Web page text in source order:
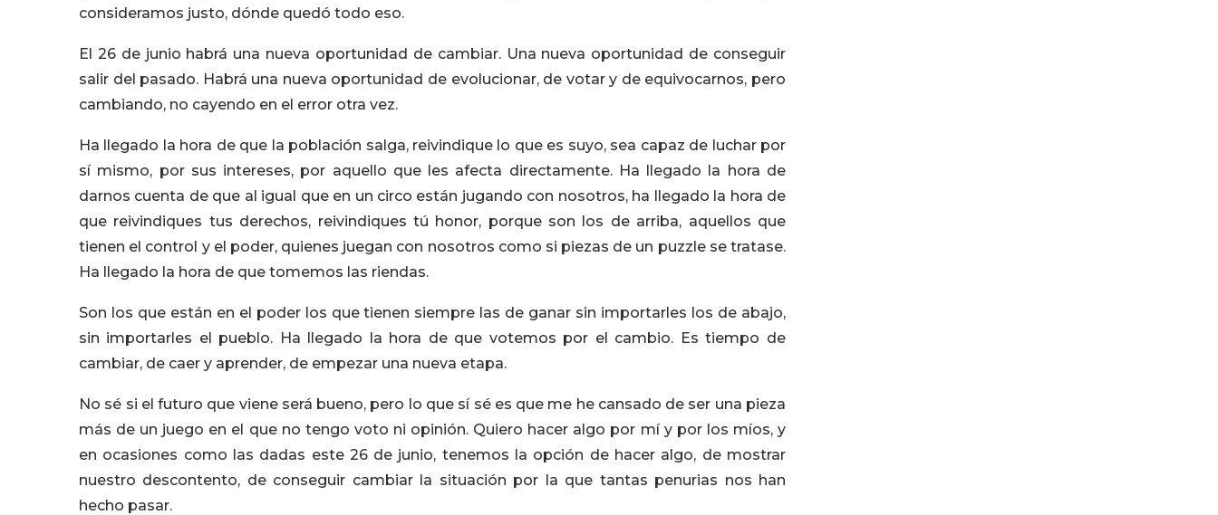
consideramos justo, dónde quedó todo eso.
El 26 de junio habrá una nueva oportunidad de cambiar. Una nueva oportunidad de conseguir
salir del pasado. Habrá una nueva oportunidad de evolucionar, de votar y de equivocarnos, pero
cambiando, no cayendo en el error otra vez.
Ha llegado la hora de que la población salga, reivindique lo que es suyo, sea capaz de luchar por
sí mismo, por sus intereses, por aquello que les afecta directamente. Ha llegado la hora de
darnos cuenta de que al igual que en un circo están jugando con nosotros, ha llegado la hora de
que reivindiques tus derechos, reivindiques tú honor, porque son los de arriba, aquellos que
tienen el control y el poder, quienes juegan con nosotros como si piezas de un puzzle se tratase.
Ha llegado la hora de que tomemos las riendas.
Son los que están en el poder los que tienen siempre las de ganar sin importarles los de abajo,
sin importarles el pueblo. Ha llegado la hora de que votemos por el cambio. Es tiempo de
cambiar, de caer y aprender, de empezar una nueva etapa.
No sé si el futuro que viene será bueno, pero lo que sí sé es que me he cansado de ser una pieza
más de un juego en el que no tengo voto ni opinión. Quiero hacer algo por mí y por los míos, y
en ocasiones como las dadas este 26 de junio, tenemos la opción de hacer algo, de mostrar
nuestro descontento, de conseguir cambiar la situación por la que tantas penurias nos han
hecho pasar.